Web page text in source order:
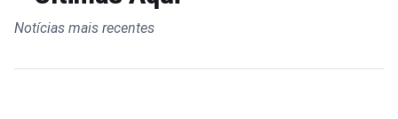
Notícias mais recentes